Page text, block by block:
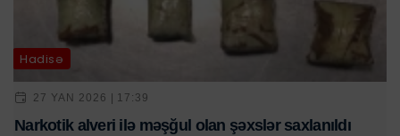
Hadisə
27 YAN 2026 | 17:39
Narkotik alveri ilə məşğul olan şəxslər saxlanıldı